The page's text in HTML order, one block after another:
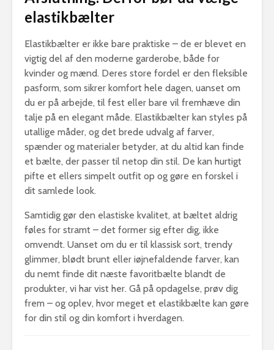
elastikbælter
Elastikbælter er ikke bare praktiske – de er blevet en
vigtig del af den moderne garderobe, både for
kvinder og mænd. Deres store fordel er den fleksible
pasform, som sikrer komfort hele dagen, uanset om
du er på arbejde, til fest eller bare vil fremhæve din
talje på en elegant måde. Elastikbælter kan styles på
utallige måder, og det brede udvalg af farver,
spænder og materialer betyder, at du altid kan finde
et bælte, der passer til netop din stil. De kan hurtigt
pifte et ellers simpelt outfit op og gøre en forskel i
dit samlede look.
Samtidig gør den elastiske kvalitet, at bæltet aldrig
føles for stramt – det former sig efter dig, ikke
omvendt. Uanset om du er til klassisk sort, trendy
glimmer, blødt brunt eller iøjnefaldende farver, kan
du nemt finde dit næste favoritbælte blandt de
produkter, vi har vist her. Gå på opdagelse, prøv dig
frem – og oplev, hvor meget et elastikbælte kan gøre
for din stil og din komfort i hverdagen.